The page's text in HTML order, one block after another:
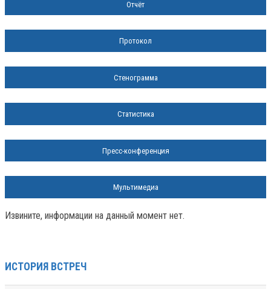
Отчёт
Протокол
Стенограмма
Статистика
Пресс-конференция
Мультимедиа
Извините, информации на данный момент нет.
ИСТОРИЯ ВСТРЕЧ